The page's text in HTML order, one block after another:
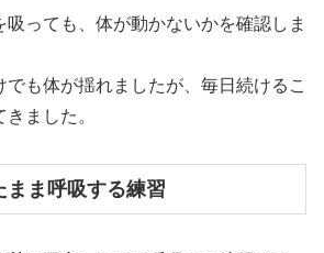
吸っても、体が動かないかを確認しま
も体が揺れましたが、毎日続けるこ
ました。
ま呼吸する練習